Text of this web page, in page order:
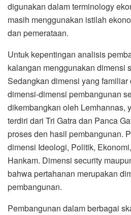
digunakan dalam terminology
masih menggunakan istilah
dan pemerataan.
Untuk kepentingan analisis
kalangan menggunakan dimensi
Sedangkan dimensi yang
dimensi-dimensi pembangunan
dikembangkan oleh Lemhannas,
terdiri dari Tri Gatra dan Panca
proses den hasil pembangunan.
dimensi Ideologi, Politik,
Hankam. Dimensi security
bahwa pertahanan merupakan
pembangunan.
Pembangunan dalam berbagai